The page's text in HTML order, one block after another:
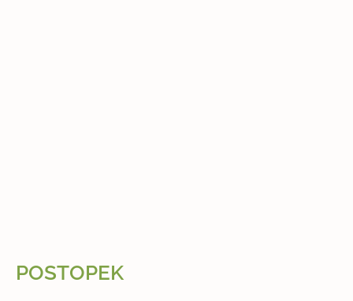
POSTOPEK